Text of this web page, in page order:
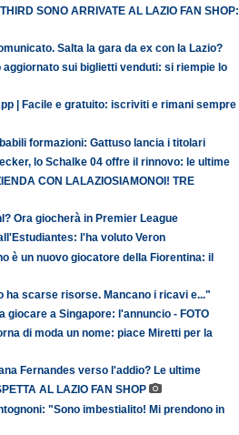
SONO ARRIVATE AL LAZIO FAN SHOP:
Salta la gara da ex con la Lazio?
aggiornato sui biglietti venduti: si riempie lo
| Facile e gratuito: iscriviti e rimani sempre
formazioni: Gattuso lancia i titolari
lo Schalke 04 offre il rinnovo: le ultime
CON LALAZIOSIAMONOI! TRE
Ora giocherà in Premier League
l'ha voluto Veron
è un nuovo giocatore della Fiorentina: il
ha scarse risorse. Mancano i ricavi e..."
giocare a Singapore: l'annuncio - FOTO
di moda un nome: piace Miretti per la
Fernandes verso l'addio? Le ultime
AL LAZIO FAN SHOP
"Sono imbestialito! Mi prendono in